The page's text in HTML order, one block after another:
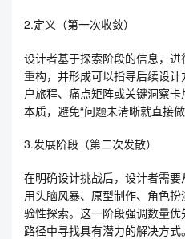
2.定义（第一次收敛）
设计者基于探索阶段的信息，
重构，并形成可以指导后续设
户旅程、痛点矩阵或关键洞察
本质，避免“问题未清晰就直接做
3.发展阶段（第二次发散）
在明确设计挑战后，设计者需
用头脑风暴、原型制作、角色
验性探索。这一阶段强调数量
路径中寻找具有潜力的解决方式。